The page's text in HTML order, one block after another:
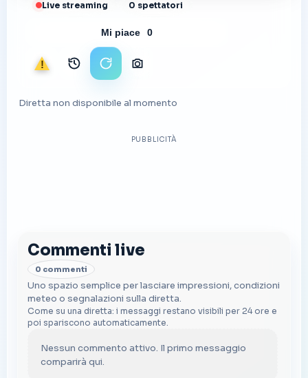
Live streaming 0 spettatori
Mi piace 0
SegnalaArchivio immagini
Ricarica stream
Scarica foto
Diretta non disponibile al momento
PUBBLICITÀ
Commenti live
0 commenti
Uno spazio semplice per lasciare impressioni, condizioni
meteo o segnalazioni sulla diretta.
Come su una diretta: i messaggi restano visibili per 24 ore e
poi spariscono automaticamente.
Nessun commento attivo. Il primo messaggio
comparirà qui.